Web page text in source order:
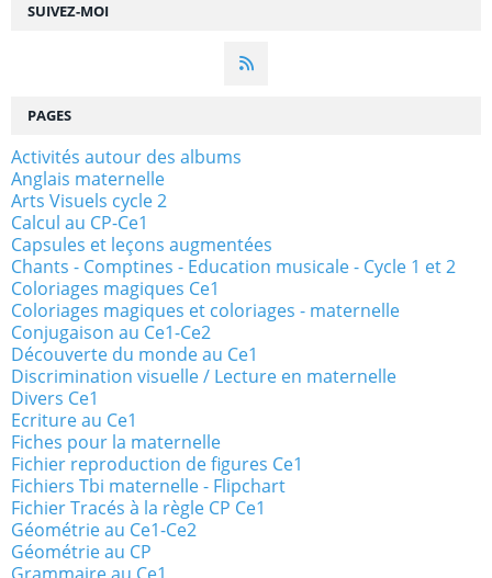
SUIVEZ-MOI
PAGES
Activités autour des albums
Anglais maternelle
Arts Visuels cycle 2
Calcul au CP-Ce1
Capsules et leçons augmentées
Chants - Comptines - Education musicale - Cycle 1 et 2
Coloriages magiques Ce1
Coloriages magiques et coloriages - maternelle
Conjugaison au Ce1-Ce2
Découverte du monde au Ce1
Discrimination visuelle / Lecture en maternelle
Divers Ce1
Ecriture au Ce1
Fiches pour la maternelle
Fichier reproduction de figures Ce1
Fichiers Tbi maternelle - Flipchart
Fichier Tracés à la règle CP Ce1
Géométrie au Ce1-Ce2
Géométrie au CP